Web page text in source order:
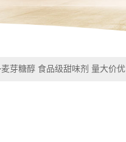
麦芽糖醇 食品级甜味剂 量大价优